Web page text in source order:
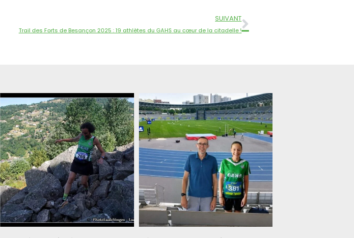
SUIVANT
Trail des Forts de Besançon 2025 : 19 athlètes du GAHS au cœur de la citadelle !